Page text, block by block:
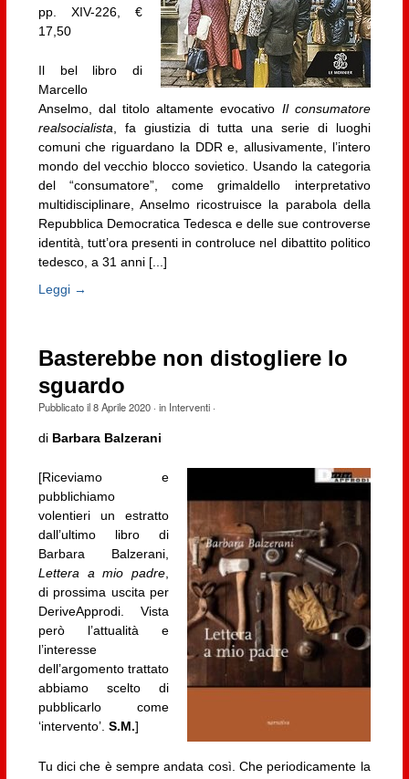
pp. XIV-226, €
17,50
Il bel libro di
Marcello
Anselmo, dal titolo altamente evocativo Il consumatore
realsocialista, fa giustizia di tutta una serie di luoghi
comuni che riguardano la DDR e, allusivamente, l’intero
mondo del vecchio blocco sovietico. Usando la categoria
del “consumatore”, come grimaldello interpretativo
multidisciplinare, Anselmo ricostruisce la parabola della
Repubblica Democratica Tedesca e delle sue controverse
identità, tutt’ora presenti in controluce nel dibattito politico
tedesco, a 31 anni [...]
Leggi →
Basterebbe non distogliere lo
sguardo
Pubblicato il8 Aprile 2020· in Interventi·
di Barbara Balzerani
[Riceviamo e
pubblichiamo
volentieri un estratto
dall’ultimo libro di
Barbara Balzerani,
Lettera a mio padre,
di prossima uscita per
DeriveApprodi. Vista
però l’attualità e
l’interesse
dell’argomento trattato
abbiamo scelto di
pubblicarlo come
‘intervento’. S.M.]
Tu dici che è sempre andata così. Che periodicamente la